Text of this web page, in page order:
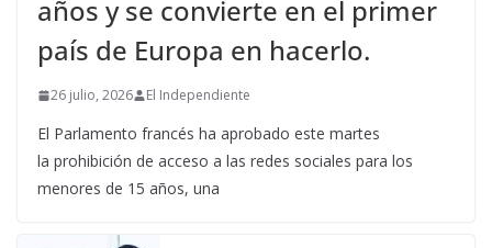
años y se convierte en el primer
país de Europa en hacerlo.
26 julio, 2026 El Independiente
El Parlamento francés ha aprobado este martes
la prohibición de acceso a las redes sociales para los
menores de 15 años, una